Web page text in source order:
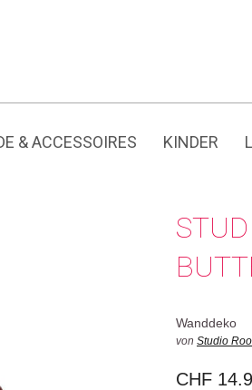
& ACCESSOIRES KINDER
Wanddeko
von Studio
CHF